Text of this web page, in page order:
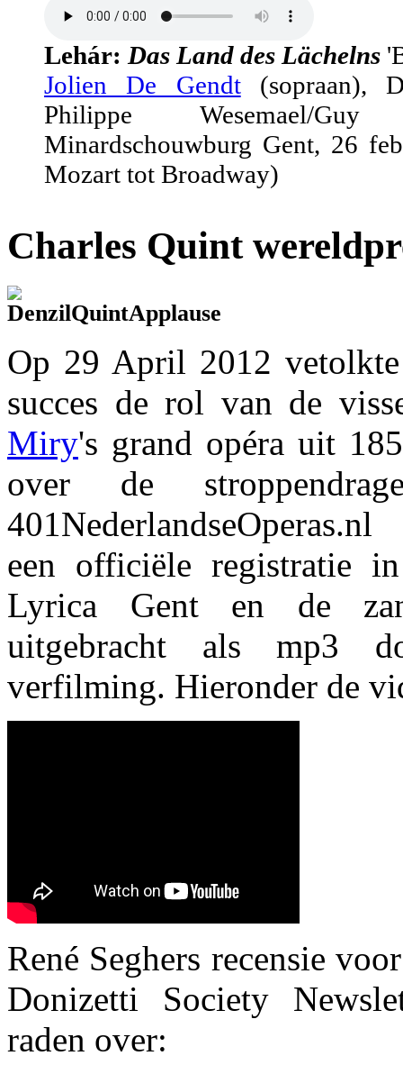
Lehár: Das Land des Lächelns
Jolien De Gendt(sopraan),
Philippe Wesemael/
Minardschouwburg Gent, 26
Mozart tot Broadway)
Charles Quint
Op 29 April 2012
succes de rol van de
Miry's grand opéra uit
over de
een officiële registratie
Lyrica Gent en de
uitgebracht als mp3
verfilming. Hieronder de
René Seghers recensie
Donizetti Society
raden over: